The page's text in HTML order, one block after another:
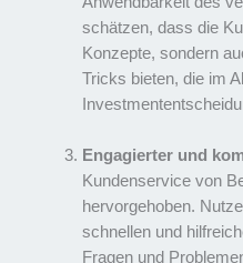
schätzen, dass die
Konzepte, sondern
Tricks bieten, die im
Engagierter und
Kundenservice von
hervorgehoben.
schnellen und
Fragen und